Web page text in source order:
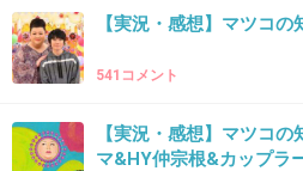
39. 匿名2019/04/09(火) 21:02:29
【実況・感想】マツコの
541コメント
【実況・感想】マツコ
マ&HY仲宗根&カップラ